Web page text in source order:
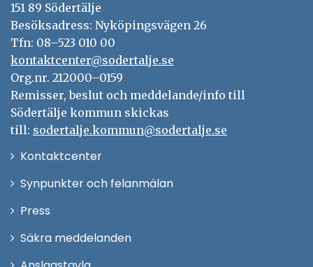
151 89 Södertälje
Besöksadress: Nyköpingsvägen 26
Tfn: 08–523 010 00
kontaktcenter@sodertalje.se
Org.nr. 212000–0159
Remisser, beslut och meddelande/info till
Södertälje kommun skickas
till: sodertalje.kommun@sodertalje.se
KontaktcenterÖppna
Synpunkter och felanmälan
Press
Säkra meddelanden